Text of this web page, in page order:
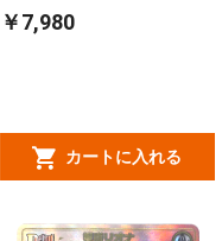
￥7,980
カートに入れる